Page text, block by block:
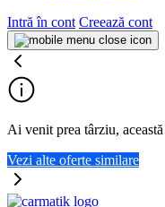
Intră în cont Creează cont
Ai venit prea târziu,
Vezi alte oferte similare